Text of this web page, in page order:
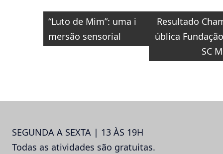
Navegação
de
Post
“Luto de Mim”: uma i
mersão sensorial
Resultado
ública
SC
SEGUNDA A SEXTA | 13 ÀS 19H
Todas as atividades são gratuitas.